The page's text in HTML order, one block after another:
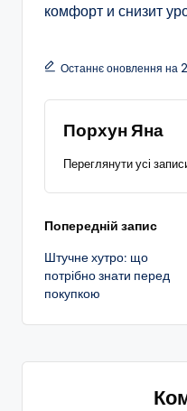
комфорт и снизит
Останнє оновлення на
Порхун Яна
Переглянути усі
Навігація
по
запису
Попередній запис
Штучне хутро: що
потрібно знати перед
покупкою